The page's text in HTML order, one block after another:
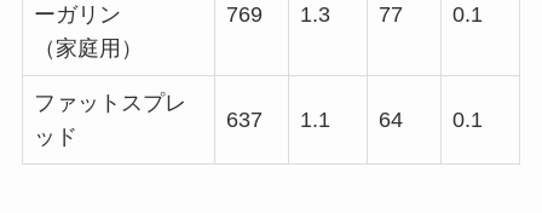
ーガリン
（家庭用）
769 1.3 77 0.1
ファットスプレ
ッド
637 1.1 64 0.1